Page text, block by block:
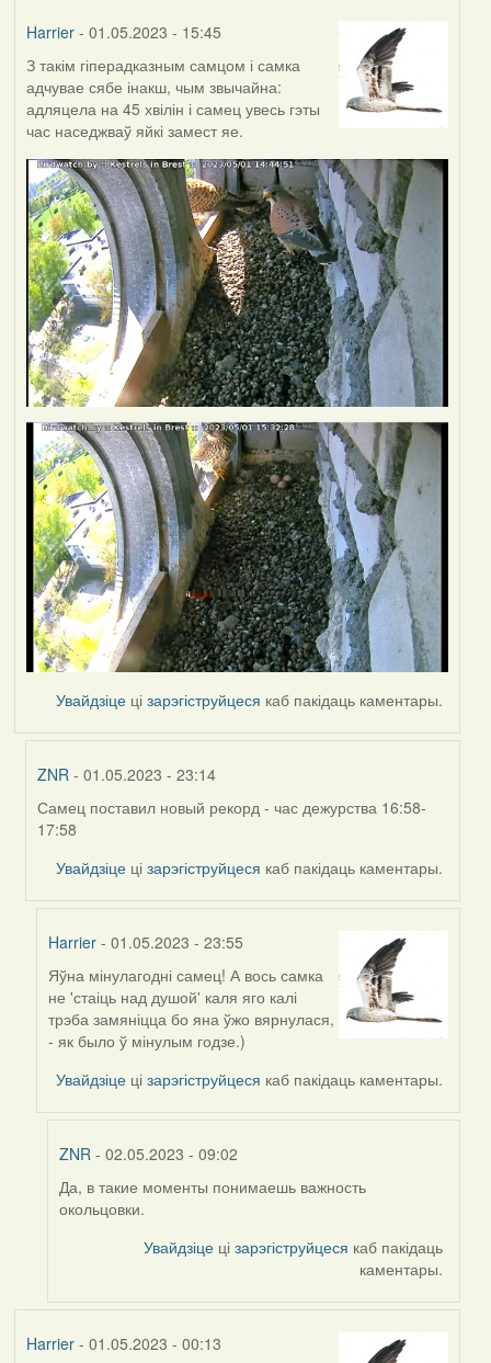
Harrier- 01.05.2023 - 15:45
З такім гіперадказным самцом і самка
адчувае сябе інакш, чым звычайна:
адляцела на 45 хвілін і самец увесь гэты
час наседжваў яйкі замест яе.
Увайдзіце цізарэгіструйцеся каб пакідаць каментары.
ZNR - 01.05.2023 - 23:14
In
reply
Harrier
Самец поставил новый рекорд - час дежурства 16:58-
17:58
Увайдзіце цізарэгіструйцеся каб пакідаць каментары.
Harrier - 01.05.2023 - 23:55
In
reply
to
by
ZNR
Яўна мінулагодні самец! А вось самка
не 'стаіць над душой' каля яго калі
трэба замяніцца бо яна ўжо вярнулася,
- як было ў мінулым годзе.)
Увайдзіце цізарэгіструйцеся каб пакідаць каментары.
ZNR - 02.05.2023 - 09:02
In
reply
Да, в такие моменты понимаешь важность
окольцовки.
Увайдзіце цізарэгіструйцеся каб пакідаць
каментары.
Harrier- 01.05.2023 - 00:13